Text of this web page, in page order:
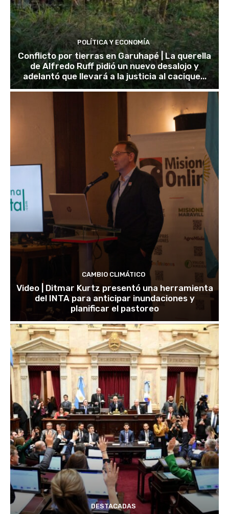
POLÍTICA Y ECONOMÍA
Conflicto por tierras en Garuhapé | La querella
de Alfredo Ruff pidió un nuevo desalojo y
adelantó que llevará a la justicia al cacique...
CAMBIO CLIMÁTICO
Video | Ditmar Kurtz presentó una herramienta
del INTA para anticipar inundaciones y
planificar el pastoreo
DESTACADAS